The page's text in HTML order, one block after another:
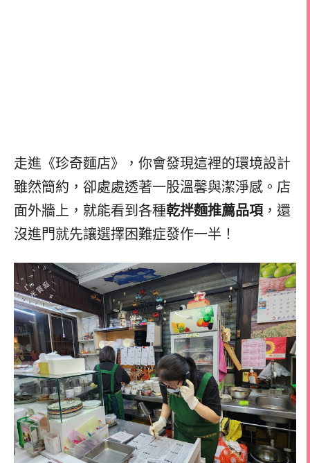
走進《珍奇麵店》，你會發現這裡的環境設計
雖然簡約，卻處處透著一股溫馨與潔淨感。店
面外牆上，就能看到各種乾拌麵推薦品項 ，還
沒進門就先讓選擇困難症發作一半！